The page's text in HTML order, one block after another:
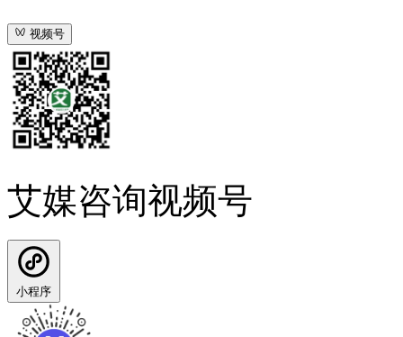
视频号
艾媒咨询视频号
小程序